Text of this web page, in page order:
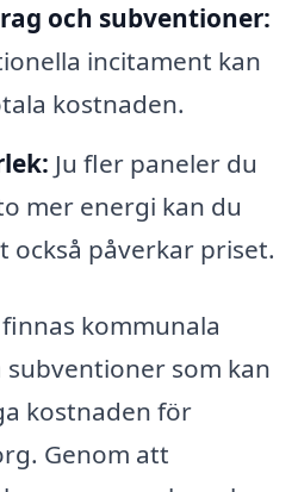
och subventioner:
incitament kan
kostnaden.
Ju fler paneler du
mer energi kan du
också påverkar priset.
kommunala
som kan
kostnaden för
Genom att